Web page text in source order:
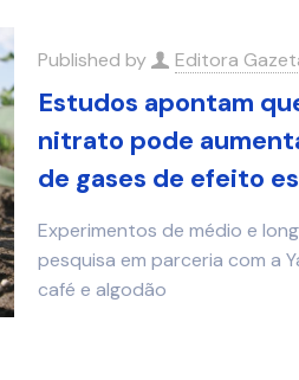
Published by Editora
Estudos apontam
nitrato pode
de gases de efeito
Experimentos de médio e
pesquisa em parceria com a
café e algodão